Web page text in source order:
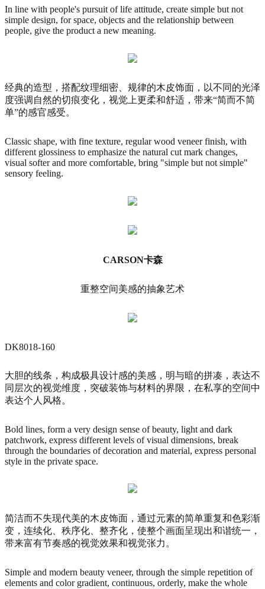
In line with people's pursuit of life attitude, create simple but not
simple design, for space, objects and the relationship between
people, give the product a new meaning.
经典的造型，搭配纹理细密、规律的木皮饰面，以不同的光泽
度强调自然的切痕变化，视觉上更柔和舒适，带来“简而不简
单”的感官感受。
Classic shape, with fine texture, regular wood veneer finish, with
different glossiness to emphasize the natural cut mark changes,
visual softer and more comfortable, bring "simple but not simple"
sensory feeling.
CARSON卡森
重整空间美感的抽象艺术
DK8018-160
大胆的线条，构成极具设计感的美感，明与暗的拼凑，表达不
同层次的视觉维度，突破装饰与材料的界限，在私享的空间中
表达个人风格。
Bold lines, form a very design sense of beauty, light and dark
patchwork, express different levels of visual dimensions, break
through the boundaries of decoration and material, express personal
style in the private space.
简洁而不失现代美的木皮饰面，通过元素的简单重复和色彩渐
变，连续化、秩序化、整齐化，使整个画面呈现出和谐统一，
带来富有节奏感的视觉效果和视觉张力。
Simple and modern beauty veneer, through the simple repetition of
elements and color gradient, continuous, orderly, make the whole